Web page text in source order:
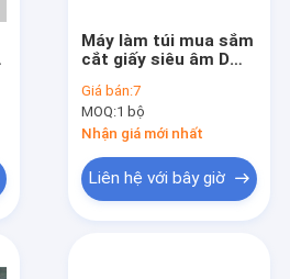
Máy làm túi mua sắm
cắt giấy siêu âm D
không dệt
Giá bán:7
MOQ:1 bộ
Nhận giá mới nhất
Liên hệ với bây giờ